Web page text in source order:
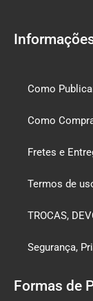
Como
Como
Fretes e
Termos de
TROCAS,
Segurança,
Formas de